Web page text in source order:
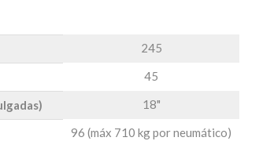
245
45
18"
96 (máx 710 kg por neumático)